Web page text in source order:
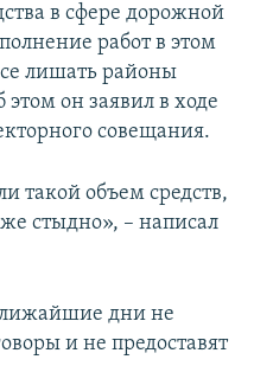
в сфере дорожной
работ в этом
лишать районы
он заявил в ходе
совещания.
такой объем средств,
стыдно», – написал
дни не
и не предоставят